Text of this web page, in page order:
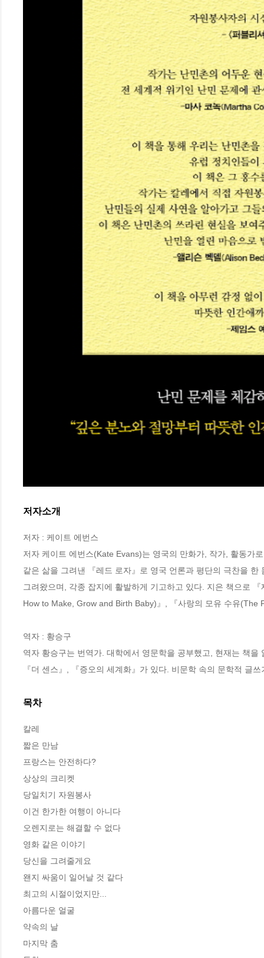
저자소개
저자 : 케이트 에번스
저자 케이트 에번스(Kate Evans)는 영국의 만화가, 작가, 활동가
같은 삶을 그려낸 『레드 로자』로 영국 언론과 평단의 극찬을
그려왔으며, 각종 잡지에 활발하게 기고하고 있다. 지은 책으로
How to Make, Grow and Birth Baby)』, 『사랑의 모유 수유(The
역자 : 황승구
역자 황승구는 번역가. 대학에서 영문학을 공부했고, 현재는 책
『더 센스』, 『증오의 세계화』가 있다. 비문학 속의 문학적 글
목차
칼레
짧은 만남
프랑스는 안전하다?
상상의 크리켓
당일치기 자원봉사
이건 한가한 여행이 아니다
오렌지로는 해결할 수 없다
영화 같은 이야기
당신을 그려줄게요
왠지 싸움이 일어날 것 같다
최고의 시절이었지만...
아름다운 얼굴
약속의 날
마지막 춤